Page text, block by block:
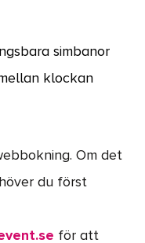
simbanor
klockan
Om det
du först
för att